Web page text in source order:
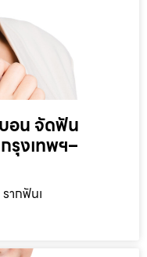
อน จัดฟัน
รุงเทพฯ–
ากฟันเ